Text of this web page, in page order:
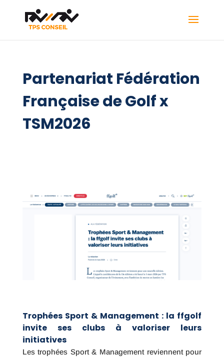
Partenariat Fédération
Française de Golf x
TSM2026
Trophées Sport & Management : la ffgolf
invite ses clubs à valoriser leurs
initiatives
Les trophées Sport & Management reviennent pour